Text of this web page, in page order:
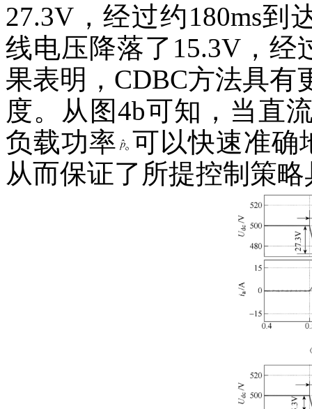
27.3V，经过约180ms到
线电压降落了15.3V，经
果表明，CDBC方法具有
度。从图4b可知，当直
负载功率 可以快速准确
从而保证了所提控制策